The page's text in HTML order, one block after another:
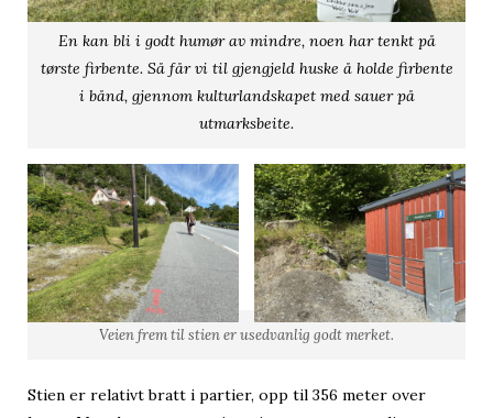
En kan bli i godt humør av mindre, noen har tenkt på
tørste firbente. Så får vi til gjengjeld huske å holde firbente
i bånd, gjennom kulturlandskapet med sauer på
utmarksbeite.
Veien frem til stien er usedvanlig godt merket.
Stien er relativt bratt i partier, opp til 356 meter over